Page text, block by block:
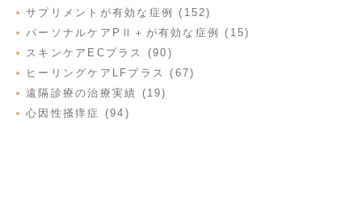
サプリメントが有効な症例 (152)
パーソナルケアPⅡ＋が有効な症例 (15)
スキンケアECプラス (90)
ヒーリングケアLFプラス (67)
遠隔診療の治療実績 (19)
心因性掻痒症 (94)